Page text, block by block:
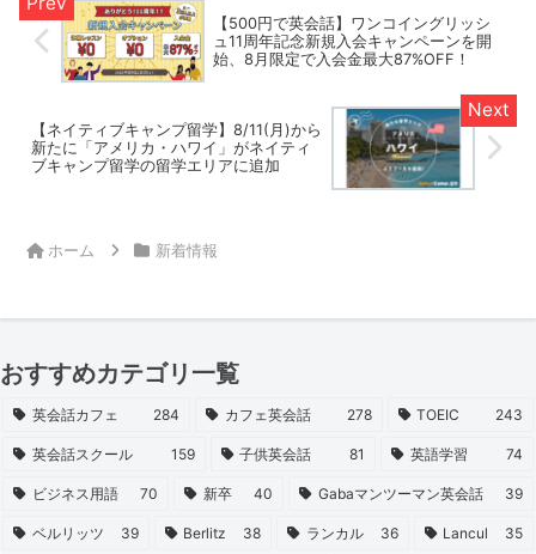
【500円で英会話】ワンコイングリッシ
ュ11周年記念新規入会キャンペーンを開
始、8月限定で入会金最大87%OFF！
【ネイティブキャンプ留学】8/11(月)から
新たに「アメリカ・ハワイ」がネイティ
ブキャンプ留学の留学エリアに追加
ホーム 新着情報
おすすめカテゴリ一覧
英会話カフェ 284 カフェ英会話 278 TOEIC 243
英会話スクール 159 子供英会話 81 英語学習 74
ビジネス用語 70 新卒 40 Gabaマンツーマン英会話 39
ベルリッツ 39 Berlitz 38 ランカル 36 Lancul 35